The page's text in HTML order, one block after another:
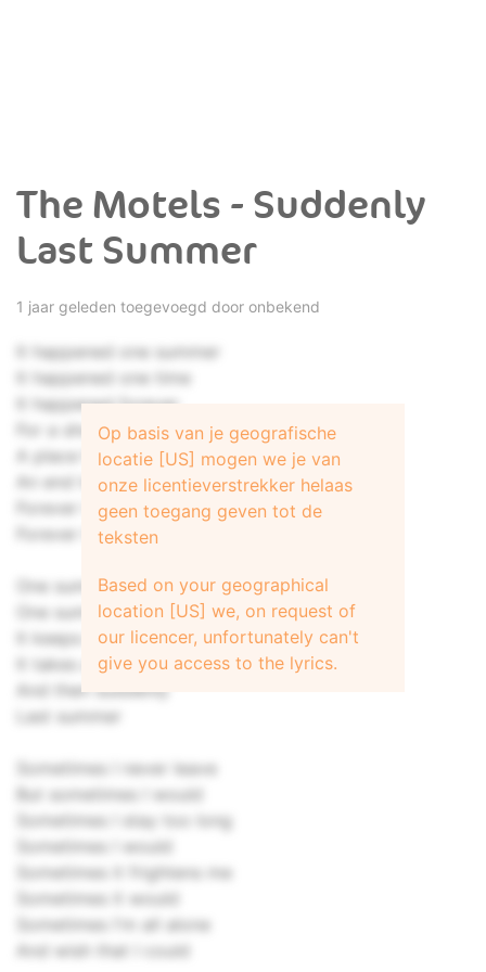
The Motels - Suddenly
Last Summer
1 jaar geleden toegevoegd door onbekend
It happened one summer
It happened one time
It happened forever
For a short time
A place for a moment
An end to a dream
Forever I loved you
Forever it seemed
One summer never ends
One summer never began
It keeps me standing still
It takes all my will
And then suddenly
Last summer
Sometimes I never leave
But sometimes I would
Sometimes I stay too long
Sometimes I would
Sometimes it frightens me
Sometimes it would
Sometimes I'm all alone
And wish that I could
Op basis van je geografische
locatie [US] mogen we je van
onze licentieverstrekker helaas
geen toegang geven tot de
teksten
Based on your geographical
location [US] we, on request of
our licencer, unfortunately can't
give you access to the lyrics.